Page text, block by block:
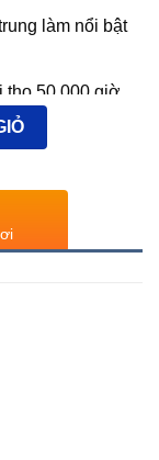
làm nổi bật
50.000 giờ,
huỳnh
nhà ở, trung